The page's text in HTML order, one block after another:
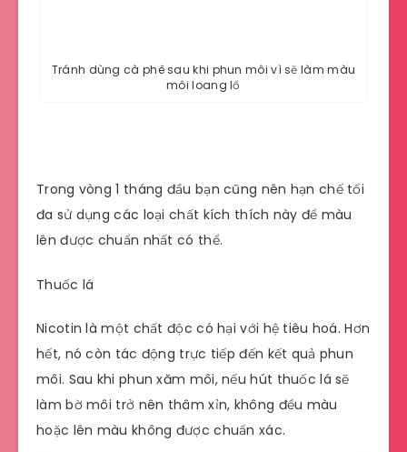
Tránh dùng cà phê sau khi phun môi vì sẽ làm màu
môi loang lổ
Trong vòng 1 tháng đầu bạn cũng nên hạn chế tối
đa sử dụng các loại chất kích thích này để màu
lên được chuẩn nhất có thể.
Thuốc lá
Nicotin là một chất độc có hại với hệ tiêu hoá. Hơn
hết, nó còn tác động trực tiếp đến kết quả phun
môi. Sau khi phun xăm môi, nếu hút thuốc lá sẽ
làm bờ môi trở nên thâm xỉn, không đều màu
hoặc lên màu không được chuẩn xác.